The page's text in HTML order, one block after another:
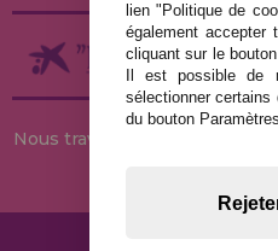
Nous travaillons avec des
lien "Politique de
également accepter
cliquant sur le
Il est possible de
sélectionner
du bouton